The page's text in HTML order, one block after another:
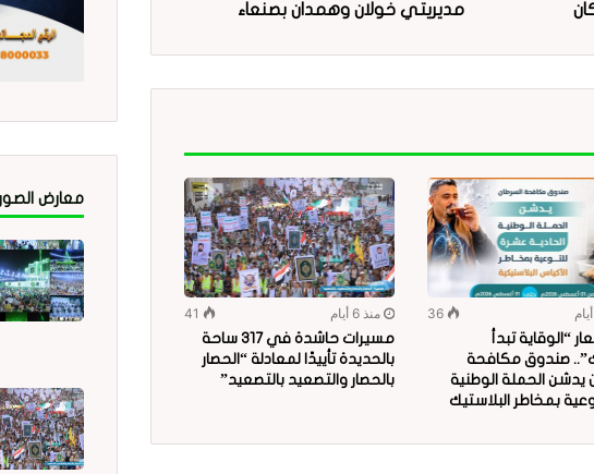
مديريتي خولان وهمدان بصنعاء
36
“الوقاية تبدأ
صندوق مكافحة
يدشن الحملة الوطنية
منذ 6 أيام
41
مسيرات حاشدة في 317 ساحة
بالحديدة تأييدًا لمعادلة “الحصار
بالحصار والتصعيد بالتصعيد”
معارض الصور